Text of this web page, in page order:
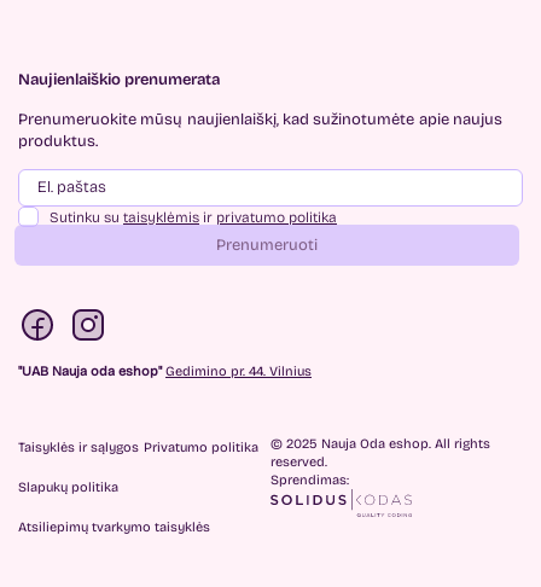
Naujienlaiškio prenumerata
Prenumeruokite mūsų naujienlaiškį, kad sužinotumėte apie naujus
produktus.
Sutinku su taisyklėmis ir privatumo politika
Prenumeruoti
"UAB Nauja oda eshop" Gedimino pr. 44. Vilnius
Taisyklės ir sąlygos Privatumo politika
Slapukų politika
Atsiliepimų tvarkymo taisyklės
© 2025 Nauja Oda eshop. All rights
reserved.
Sprendimas: